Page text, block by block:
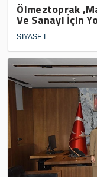
Ölmeztoprak
Ve Sanayi İçin
SİYASET